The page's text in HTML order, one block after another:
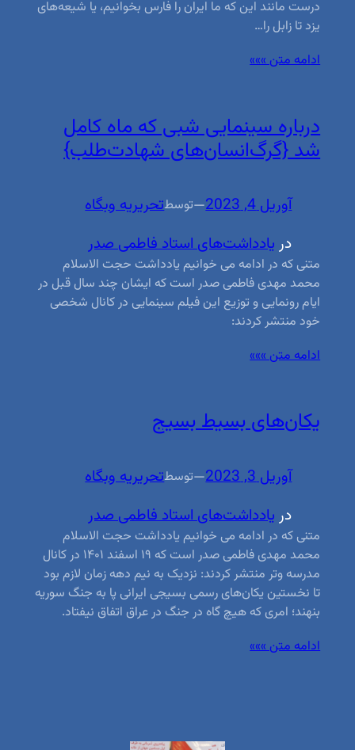
درست مانند این که ما ایران را فارس بخوانیم، یا شیعه‌های
یزد تا زابل را…
ادامه متن »»»
درباره سینمایی شبی که ماه کامل
شد {گرگ‌انسان‌های شهادت‌طلب}
آوریل 4, 2023 —توسطتحریریه وبگاه
در یادداشت‌های استاد فاطمی صدر
متنی که در ادامه می خوانیم یادداشت حجت الاسلام
محمد مهدی فاطمی صدر است که ایشان چند سال قبل در
ایام رونمایی و توزیع این فیلم سینمایی در کانال شخصی
خود منتشر کردند:
ادامه متن »»»
یکان‌های بسیط بسیج
آوریل 3, 2023 —توسطتحریریه وبگاه
در یادداشت‌های استاد فاطمی صدر
متنی که در ادامه می خوانیم یادداشت حجت الاسلام
محمد مهدی فاطمی صدر است که ۱۹ اسفند ۱۴۰۱ در کانال
مدرسه وتر منتشر کردند: نزدیک به نیم دهه زمان لازم بود
تا نخستین یکان‌های رسمی بسیجی ایرانی پا به جنگ سوریه
بنهند؛ امری که هیچ گاه در جنگ در عراق اتفاق نیفتاد.
ادامه متن »»»